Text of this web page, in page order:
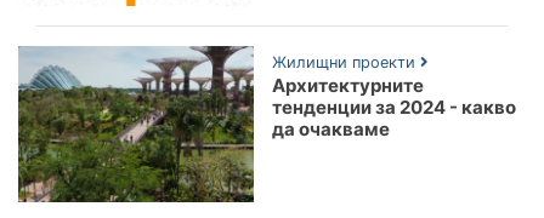
Жилищни проекти
Архитектурните
тенденции за 2024 - какво
да очакваме